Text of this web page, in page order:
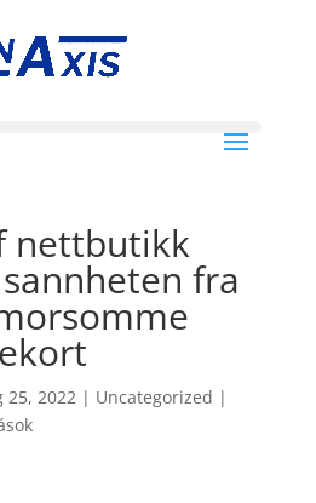
nettbutikk
fra
25, 2022| Uncategorized |